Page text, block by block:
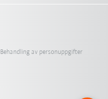
Behandling av personuppgifter